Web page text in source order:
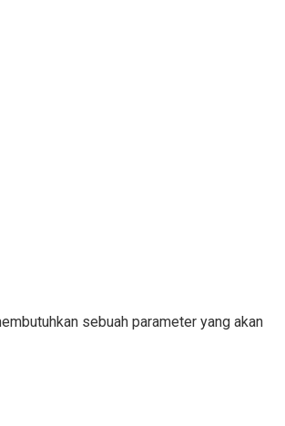
sebuah parameter yang akan